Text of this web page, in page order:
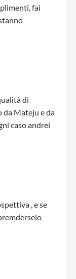
fai
di
da Mateju e da
caso andrei
, e se